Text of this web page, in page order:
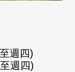
週四)
週四)